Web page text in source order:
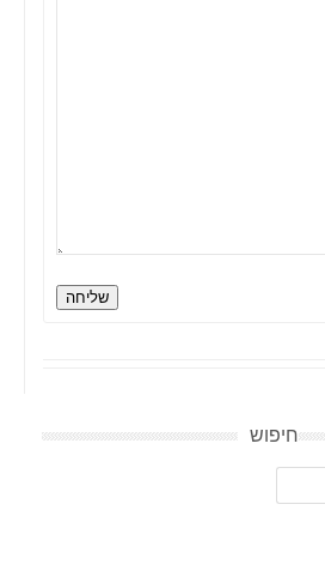
שליחה
חיפוש